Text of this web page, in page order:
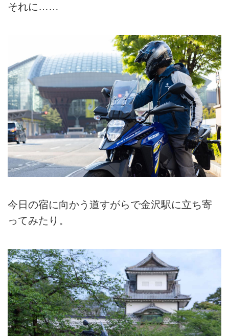
それに……
今日の宿に向かう道すがらで金沢駅に立ち寄
ってみたり。